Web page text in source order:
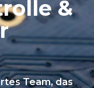
&
Team, das